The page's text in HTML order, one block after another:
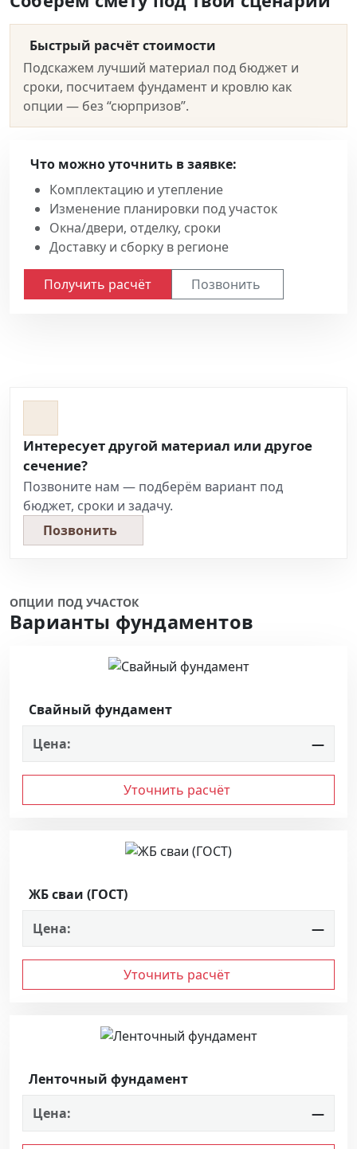
Быстрый расчёт стоимости
Подскажем лучший материал под бюджет и
сроки, посчитаем фундамент и кровлю как
опции — без “сюрпризов”.
Что можно уточнить в заявке:
Комплектацию и утепление
Изменение планировки под участок
Окна/двери, отделку, сроки
Доставку и сборку в регионе
Получить расчёт Позвонить
Интересует другой материал или другое
сечение?
Позвоните нам — подберём вариант под
бюджет, сроки и задачу.
Позвонить
ОПЦИИ ПОД УЧАСТОК
Варианты фундаментов
Свайный фундамент
Цена:
—
Уточнить расчёт
ЖБ сваи (ГОСТ)
Цена:
—
Уточнить расчёт
Ленточный фундамент
Цена:
—